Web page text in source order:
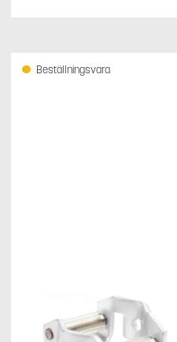
Beställningsvara